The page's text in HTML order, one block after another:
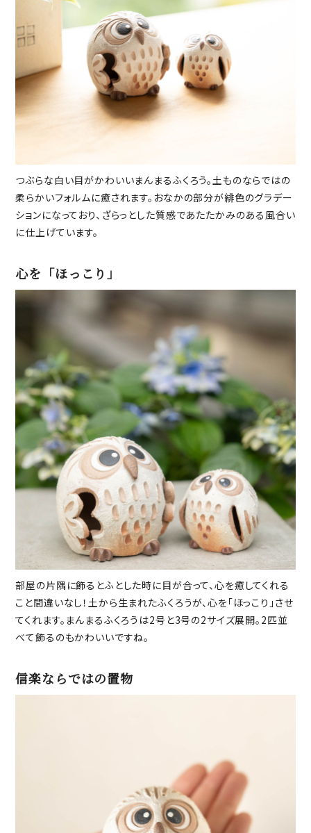
つぶらな白い目がかわいいまんまるふくろう。土ものならではの
柔らかいフォルムに癒されます。おなかの部分が緋色のグラデー
ションになっており、ざらっとした質感であたたかみのある風合い
に仕上げています。
心を「ほっこり」
部屋の片隅に飾るとふとした時に目が合って、心を癒してくれる
こと間違いなし！土から生まれたふくろうが、心を「ほっこり」させ
てくれます。まんまるふくろうは2号と3号の2サイズ展開。2匹並
べて飾るのもかわいいですね。
信楽ならではの置物